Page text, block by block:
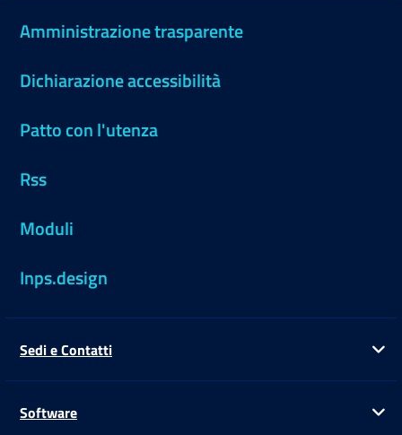
Amministrazione trasparente
Dichiarazione accessibilità
Patto con l'utenza
Rss
Moduli
Inps.design
Sedi e Contatti
Software